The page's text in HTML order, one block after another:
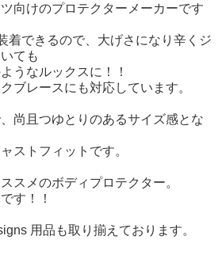
向けのプロテクターメーカーです
着できるので、大げさになり辛くジ
ても
うなルックスに！！
ブレースにも対応しています。
尚且つゆとりのあるサイズ感とな
ストフィットです。
スメのボディプロテクター。
す！！
用品も取り揃えております。